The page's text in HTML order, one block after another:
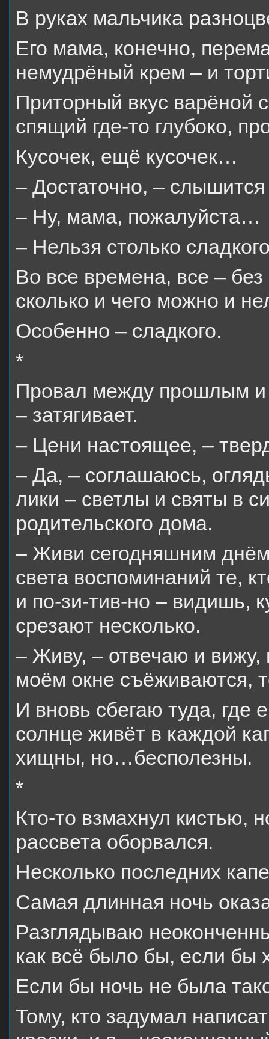
В руках мальчика
Его мама, конечно,
немудрёный крем – и
Приторный вкус варёной
спящий где-то глубоко,
Кусочек, ещё кусочек…
– Достаточно, –
– Ну, мама, пожалуйста…
– Нельзя столько
Во все времена, все –
сколько и чего можно и
Особенно – сладкого.
*
Провал между прошлым
– затягивает.
– Цени настоящее, –
– Да, – соглашаюсь,
лики – светлы и святы в
родительского дома.
– Живи сегодняшним
света воспоминаний те,
и по-зи-тив-но – видишь,
срезают несколько.
– Живу, – отвечаю и вижу,
моём окне съёживаются,
И вновь сбегаю туда, где
солнце живёт в каждой
хищны, но…бесполезны.
*
Кто-то взмахнул кистью,
рассвета оборвался.
Несколько последних
Самая длинная ночь
Разглядываю
как всё было бы, если бы
Если бы ночь не была
Тому, кто задумал